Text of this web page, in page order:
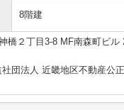
8階建
橋２丁目3-8 MF南森町ビル
団法人 近畿地区不動産公